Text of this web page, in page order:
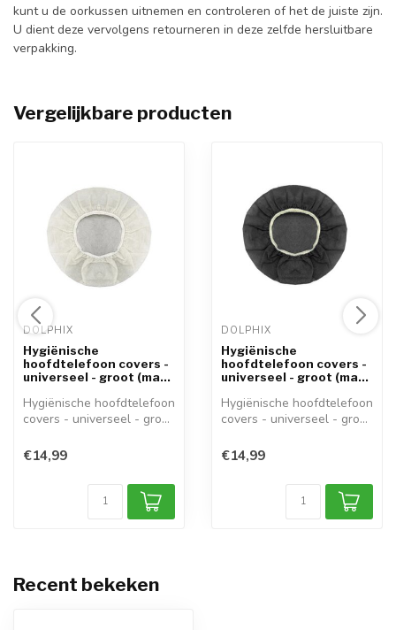
kunt u de oorkussen uitnemen en controleren of het de juiste zijn.
U dient deze vervolgens retourneren in deze zelfde hersluitbare
verpakking.
Vergelijkbare producten
DOLPHIX
Hygiënische
hoofdtelefoon covers -
universeel - groot (ma...
Hygiënische hoofdtelefoon
covers - universeel - groot
€14,99
DOLPHIX
Hygiënische
hoofdtelefoon covers -
universeel - groot (ma...
Hygiënische hoofdtelefoon
covers - universeel - groot
€14,99
Recent bekeken